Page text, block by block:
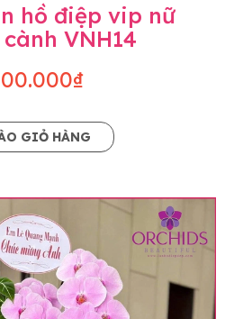
hồ điệp vip nữ
VNH14
GIỎ HÀNG